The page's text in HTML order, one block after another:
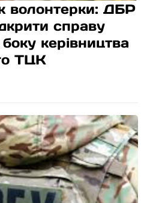
волонтерки: ДБР
справу
керівництва
ТЦК